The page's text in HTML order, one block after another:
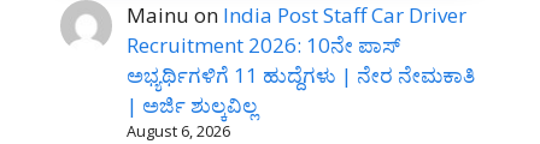
Mainu on India Post Staff Car Driver
Recruitment 2026: 10ನೇ ಪಾಸ್
ಅಭ್ಯರ್ಥಿಗಳಿಗೆ 11 ಹುದ್ದೆಗಳು | ನೇರ ನೇಮಕಾತಿ
| ಅರ್ಜಿ ಶುಲ್ಕವಿಲ್ಲ
August 6, 2026